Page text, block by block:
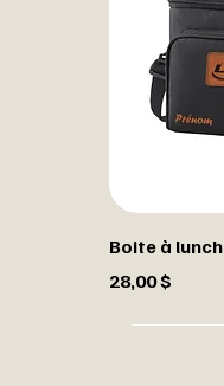
Boite à lunch
Prix
28,00 $